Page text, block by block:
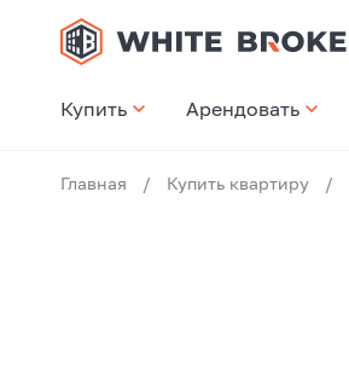
Купить Арендовать
Главная / Купить квартиру /